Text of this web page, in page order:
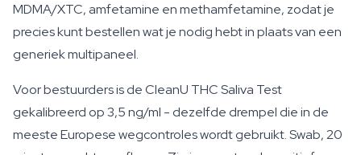
MDMA/XTC, amfetamine en methamfetamine, zodat je
precies kunt bestellen wat je nodig hebt in plaats van een
generiek multipaneel.
Voor bestuurders is de CleanU THC Saliva Test
gekalibreerd op 3,5 ng/ml - dezelfde drempel die in de
meeste Europese wegcontroles wordt gebruikt. Swab, 20